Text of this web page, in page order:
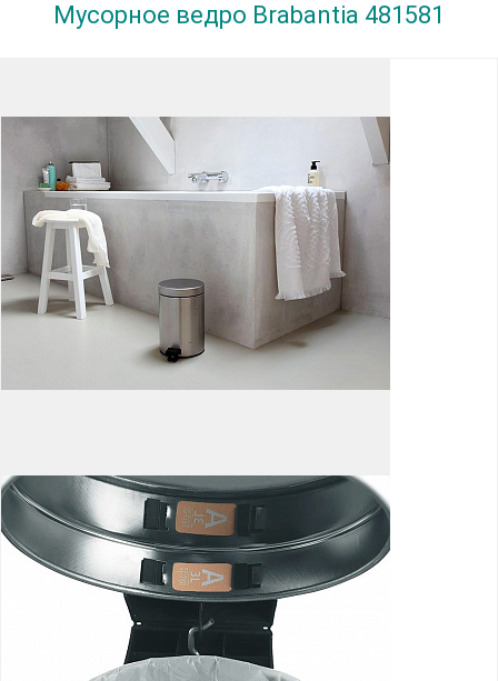
Мусорное ведро Brabantia 481581